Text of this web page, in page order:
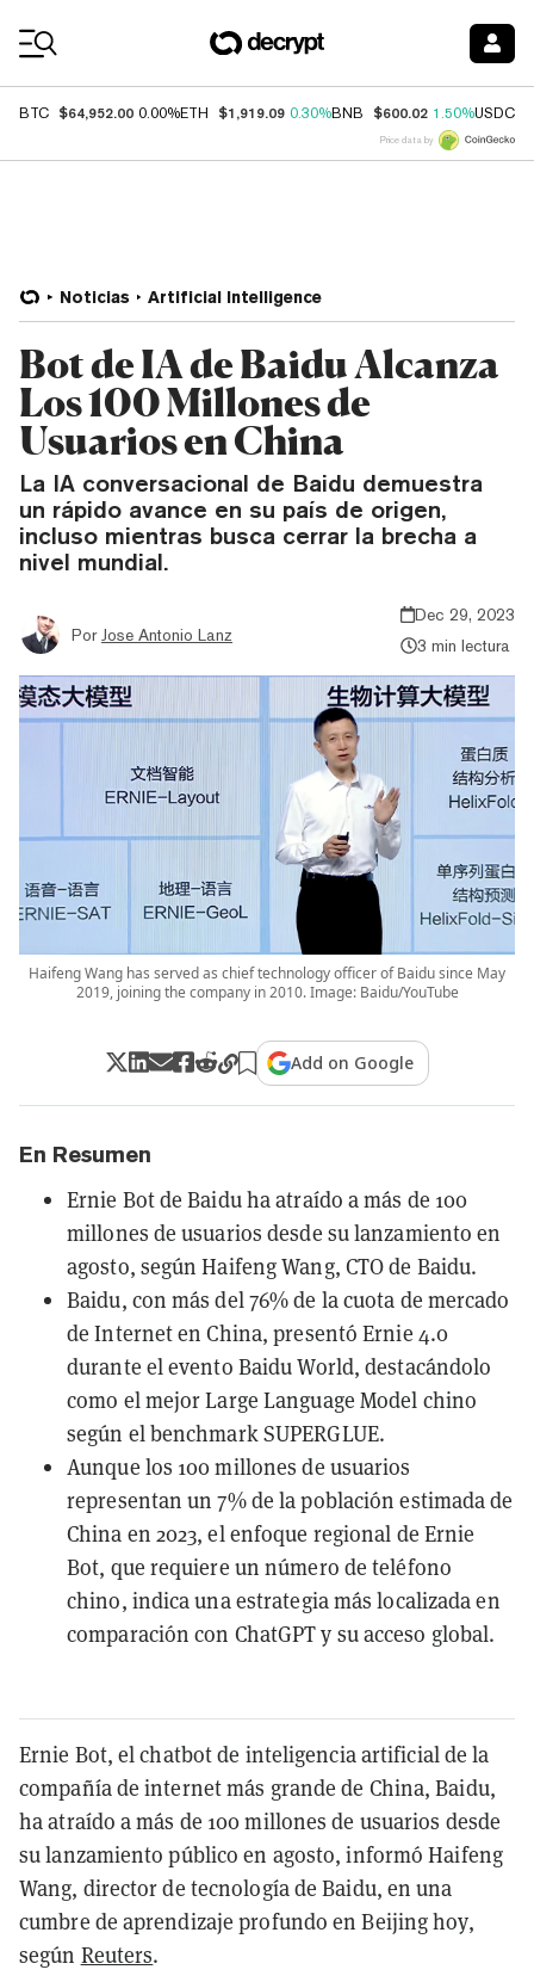
BTC $64,952.00 0.00%ETH $1,919.09 0.30%BNB $600.02 1.50%USDC
Price data by
Noticias Artificial Intelligence
Bot de IA de Baidu Alcanza
Los 100 Millones de
Usuarios en China
La IA conversacional de Baidu demuestra
un rápido avance en su país de origen,
incluso mientras busca cerrar la brecha a
nivel mundial.
Por Jose Antonio Lanz
Dec 29, 2023
3 min lectura
Haifeng Wang has served as chief technology officer of Baidu since May
2019, joining the company in 2010. Image: Baidu/YouTube
Add on Google
En Resumen
Ernie Bot de Baidu ha atraído a más de 100
millones de usuarios desde su lanzamiento en
agosto, según Haifeng Wang, CTO de Baidu.
Baidu, con más del 76% de la cuota de mercado
de Internet en China, presentó Ernie 4.0
durante el evento Baidu World, destacándolo
como el mejor Large Language Model chino
según el benchmark SUPERGLUE.
Aunque los 100 millones de usuarios
representan un 7% de la población estimada de
China en 2023, el enfoque regional de Ernie
Bot, que requiere un número de teléfono
chino, indica una estrategia más localizada en
comparación con ChatGPT y su acceso global.
Ernie Bot, el chatbot de inteligencia artificial de la
compañía de internet más grande de China, Baidu,
ha atraído a más de 100 millones de usuarios desde
su lanzamiento público en agosto, informó Haifeng
Wang, director de tecnología de Baidu, en una
cumbre de aprendizaje profundo en Beijing hoy,
según Reuters.